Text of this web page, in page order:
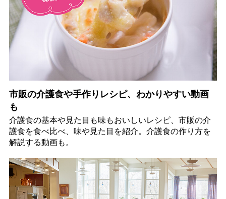
市販の介護食や手作りレシピ、わかりやすい動画
も
介護食の基本や見た目も味もおいしいレシピ、市販の介
護食を食べ比べ、味や見た目を紹介。介護食の作り方を
解説する動画も。